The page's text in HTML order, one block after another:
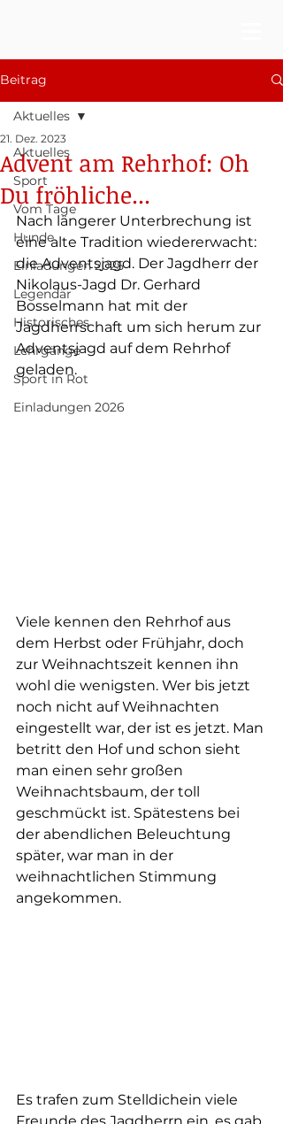
Beitrag
Aktuelles
Sport
Vom Tage
Hunde
Einladungen 2025
Legendär
Historisches
Lehrgänge
Sport in Rot
Einladungen 2026
Aktuelles
Advent am Rehrhof: Oh
Du fröhliche...
21. Dez. 2023
Nach längerer Unterbrechung ist
eine alte Tradition wiedererwacht:
die Adventsjagd. Der Jagdherr der
Nikolaus-Jagd Dr. Gerhard
Bosselmann hat mit der
Jagdherrschaft um sich herum zur
Adventsjagd auf dem Rehrhof
geladen.
Viele kennen den Rehrhof aus
dem Herbst oder Frühjahr, doch
zur Weihnachtszeit kennen ihn
wohl die wenigsten. Wer bis jetzt
noch nicht auf Weihnachten
eingestellt war, der ist es jetzt. Man
betritt den Hof und schon sieht
man einen sehr großen
Weihnachtsbaum, der toll
geschmückt ist. Spätestens bei
der abendlichen Beleuchtung
später, war man in der
weihnachtlichen Stimmung
angekommen.
Es trafen zum Stelldichein viele
Freunde des Jagdherrn ein, es gab